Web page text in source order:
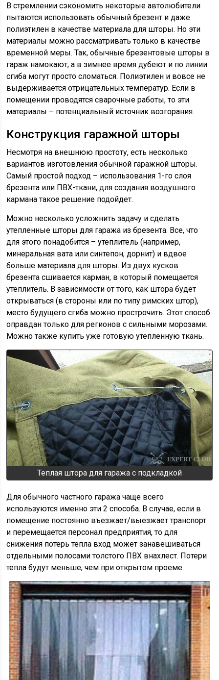
В стремлении сэкономить некоторые автолюбители
пытаются использовать обычный брезент и даже
полиэтилен в качестве материала для шторы. Но эти
материалы можно рассматривать только в качестве
временной меры. Так, обычные брезентовые шторы в
гараж намокают, а в зимнее время дубеют и по линии
сгиба могут просто сломаться. Полиэтилен и вовсе не
выдерживается отрицательных температур. Если в
помещении проводятся сварочные работы, то эти
материалы – потенциальный источник возгорания.
Конструкция гаражной шторы
Несмотря на внешнюю простоту, есть несколько
вариантов изготовления обычной гаражной шторы.
Самый простой подход – использования 1-го слоя
брезента или ПВХ-ткани, для создания воздушного
кармана такое решение подойдет.
Можно несколько усложнить задачу и сделать
утепленные шторы для гаража из брезента. Все, что
для этого понадобится – утеплитель (например,
минеральная вата или синтепон, дорнит) и вдвое
больше материала для шторы. Из двух кусков
брезента сшивается карман, в который помещается
утеплитель. В зависимости от того, как штора будет
открываться (в стороны или по типу римских штор),
место будущего сгиба можно прострочить. Этот способ
оправдан только для регионов с сильными морозами.
Можно также купить уже готовую утепленную ткань.
Теплая штора для гаража с подкладкой
Для обычного частного гаража чаще всего
используются именно эти 2 способа. В случае, если в
помещение постоянно въезжает/выезжает транспорт
и перемещается персонал предприятия, то для
снижения потерь тепла вход может занавешиваться
отдельными полосами толстого ПВХ внахлест. Потери
тепла будут меньше, чем при открытом проеме.